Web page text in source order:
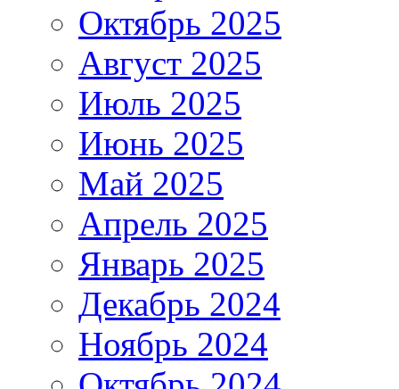
Октябрь 2025
Август 2025
Июль 2025
Июнь 2025
Май 2025
Апрель 2025
Январь 2025
Декабрь 2024
Ноябрь 2024